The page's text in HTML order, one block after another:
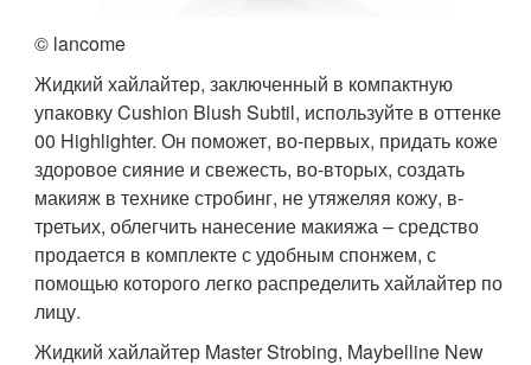
© lancome
Жидкий хайлайтер, заключенный в компактную
упаковку Cushion Blush Subtil, используйте в оттенке
00 Highlighter. Он поможет, во-первых, придать коже
здоровое сияние и свежесть, во-вторых, создать
макияж в технике стробинг, не утяжеляя кожу, в-
третьих, облегчить нанесение макияжа – средство
продается в комплекте с удобным спонжем, с
помощью которого легко распределить хайлайтер по
лицу.
Жидкий хайлайтер Master Strobing, Maybelline New